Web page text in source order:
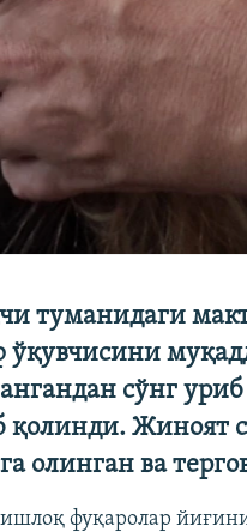
туманидаги
сўнг
қолинди. Жиноят
олинган ва
фуқаролар йиғини